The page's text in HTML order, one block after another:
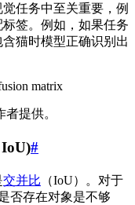
任务中至关重要，例
标签。例如，如果任务
猫时模型正确识别出
提供。
#
交并比 （IoU）。对于
否存在对象是不够